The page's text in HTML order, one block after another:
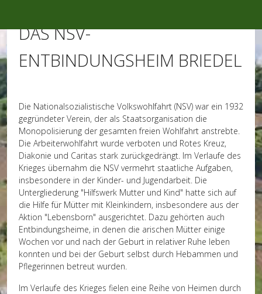
DAS NSV-
ENTBINDUNGSHEIM BRIEDEL
Die Nationalsozialistische Volkswohlfahrt (NSV) war ein 1932
gegründeter Verein, der als Staatsorganisation die
Monopolisierung der gesamten freien Wohlfahrt anstrebte.
Die Arbeiterwohlfahrt wurde verboten und Rotes Kreuz,
Diakonie und Caritas stark zurückgedrängt. Im Verlaufe des
Krieges übernahm die NSV vermehrt staatliche Aufgaben,
insbesondere in der Kinder- und Jugendarbeit. Die
Untergliederung "Hilfswerk Mutter und Kind" hatte sich auf
die Hilfe für Mütter mit Kleinkindern, insbesondere aus der
Aktion "Lebensborn" ausgerichtet. Dazu gehörten auch
Entbindungsheime, in denen die arischen Mütter einige
Wochen vor und nach der Geburt in relativer Ruhe leben
konnten und bei der Geburt selbst durch Hebammen und
Pflegerinnen betreut wurden.
Im Verlaufe des Krieges fielen eine Reihe von Heimen durch